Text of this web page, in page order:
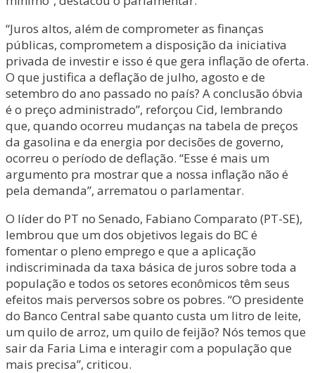
“Juros altos, além de comprometer as finanças
públicas, comprometem a disposição da iniciativa
privada de investir e isso é que gera inflação de oferta.
O que justifica a deflação de julho, agosto e de
setembro do ano passado no país? A conclusão óbvia
é o preço administrado”, reforçou Cid, lembrando
que, quando ocorreu mudanças na tabela de preços
da gasolina e da energia por decisões de governo,
ocorreu o período de deflação. “Esse é mais um
argumento pra mostrar que a nossa inflação não é
pela demanda”, arrematou o parlamentar.
O líder do PT no Senado, Fabiano Comparato (PT-SE),
lembrou que um dos objetivos legais do BC é
fomentar o pleno emprego e que a aplicação
indiscriminada da taxa básica de juros sobre toda a
população e todos os setores econômicos têm seus
efeitos mais perversos sobre os pobres. “O presidente
do Banco Central sabe quanto custa um litro de leite,
um quilo de arroz, um quilo de feijão? Nós temos que
sair da Faria Lima e interagir com a população que
mais precisa”, criticou.